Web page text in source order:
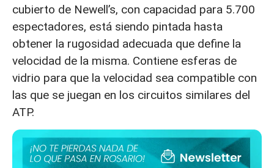
cubierto de Newell’s, con capacidad para 5.700
espectadores, está siendo pintada hasta
obtener la rugosidad adecuada que define la
velocidad de la misma. Contiene esferas de
vidrio para que la velocidad sea compatible con
las que se juegan en los circuitos similares del
ATP.